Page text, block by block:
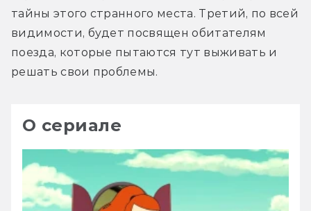
тайны этого странного места. Третий, по всей
видимости, будет посвящен обитателям
поезда, которые пытаются тут выживать и
решать свои проблемы.
О сериале